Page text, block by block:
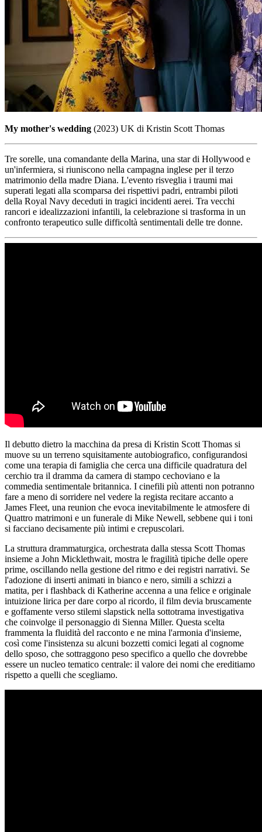
My mother's wedding (2023) UK di Kristin Scott Thomas
Tre sorelle, una comandante della Marina, una star di Hollywood e
un'infermiera, si riuniscono nella campagna inglese per il terzo
matrimonio della madre Diana. L'evento risveglia i traumi mai
superati legati alla scomparsa dei rispettivi padri, entrambi piloti
della Royal Navy deceduti in tragici incidenti aerei. Tra vecchi
rancori e idealizzazioni infantili, la celebrazione si trasforma in un
confronto terapeutico sulle difficoltà sentimentali delle tre donne.
Il debutto dietro la macchina da presa di Kristin Scott Thomas si
muove su un terreno squisitamente autobiografico, configurandosi
come una terapia di famiglia che cerca una difficile quadratura del
cerchio tra il dramma da camera di stampo cechoviano e la
commedia sentimentale britannica. I cinefili più attenti non potranno
fare a meno di sorridere nel vedere la regista recitare accanto a
James Fleet, una reunion che evoca inevitabilmente le atmosfere di
Quattro matrimoni e un funerale di Mike Newell, sebbene qui i toni
si facciano decisamente più intimi e crepuscolari.
La struttura drammaturgica, orchestrata dalla stessa Scott Thomas
insieme a John Micklethwait, mostra le fragilità tipiche delle opere
prime, oscillando nella gestione del ritmo e dei registri narrativi. Se
l'adozione di inserti animati in bianco e nero, simili a schizzi a
matita, per i flashback di Katherine accenna a una felice e originale
intuizione lirica per dare corpo al ricordo, il film devia bruscamente
e goffamente verso stilemi slapstick nella sottotrama investigativa
che coinvolge il personaggio di Sienna Miller. Questa scelta
frammenta la fluidità del racconto e ne mina l'armonia d'insieme,
così come l'insistenza su alcuni bozzetti comici legati al cognome
dello sposo, che sottraggono peso specifico a quello che dovrebbe
essere un nucleo tematico centrale: il valore dei nomi che ereditiamo
rispetto a quelli che scegliamo.